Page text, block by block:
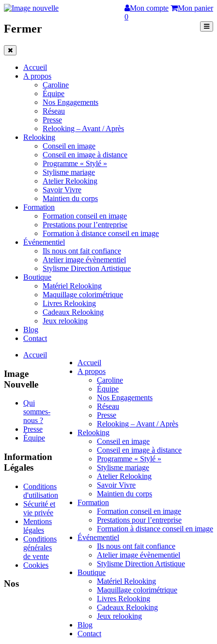
Mon compte
Mon panier
0
Fermer
Accueil
A propos
Caroline
Équipe
Nos Engagements
Réseau
Presse
Relooking – Avant / Après
Relooking
Conseil en image
Conseil en image à distance
Programme « Stylé »
Stylisme mariage
Atelier Relooking
Savoir Vivre
Maintien du corps
Formation
Formation conseil en image
Prestations pour l’entreprise
Formation à distance conseil en image
Événementiel
Ils nous ont fait confiance
Atelier image évènementiel
Stylisme Direction Artistique
Boutique
Matériel Relooking
Maquillage colorimétrique
Livres Relooking
Cadeaux Relooking
Jeux relooking
Blog
Contact
Accueil
A propos
Caroline
Équipe
Nos Engagements
Réseau
Presse
Relooking – Avant / Après
Relooking
Conseil en image
Conseil en image à distance
Programme « Stylé »
Stylisme mariage
Atelier Relooking
Savoir Vivre
Maintien du corps
Formation
Formation conseil en image
Prestations pour l’entreprise
Formation à distance conseil en image
Événementiel
Ils nous ont fait confiance
Atelier image évènementiel
Stylisme Direction Artistique
Boutique
Matériel Relooking
Maquillage colorimétrique
Livres Relooking
Cadeaux Relooking
Jeux relooking
Blog
Contact
Accueil
Image
Nouvelle
Qui
sommes-
nous ?
Presse
Équipe
Information
Légales
Conditions
d'utilisation
Sécurité et
vie privée
Mentions
légales
Conditions
générales
de vente
Cookies
Nos